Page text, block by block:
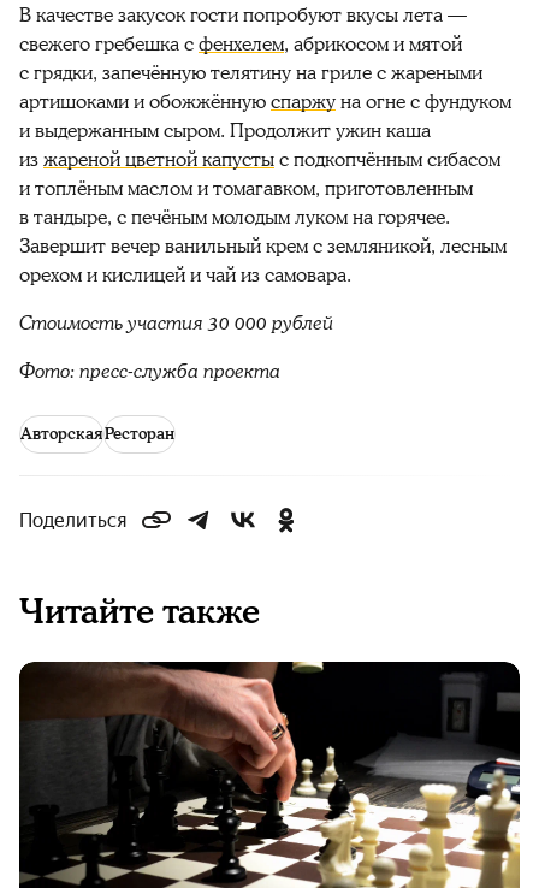
В качестве закусок гости попробуют вкусы лета —
свежего гребешка сфенхелем, абрикосом и мятой
с грядки, запечённую телятину на гриле с жареными
артишоками и обожжённуюспаржуна огне с фундуком
и выдержанным сыром. Продолжит ужин каша
изжареной цветной капустыс подкопчённым сибасом
и топлёным маслом и томагавком, приготовленным
в тандыре, с печёным молодым луком на горячее.
Завершит вечер ванильный крем с земляникой, лесным
орехом и кислицей и чай из самовара.
Стоимость участия 30 000 рублей
Фото: пресс-служба проекта
АвторскаяРесторан
Поделиться
Читайте также